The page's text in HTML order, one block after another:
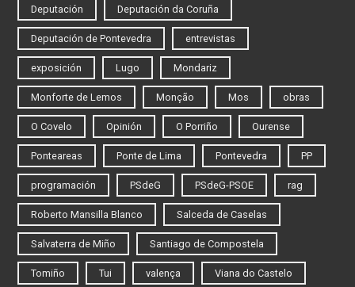
Deputación Deputación da Coruña
Deputación de Pontevedra entrevistas
exposición Lugo Mondariz
Monforte de Lemos Monção Mos obras
O Covelo Opinión O Porriño Ourense
Ponteareas Ponte de Lima Pontevedra PP
programación PSdeG PSdeG-PSOE rag
Roberto Mansilla Blanco Salceda de Caselas
Salvaterra de Miño Santiago de Compostela
Tomiño Tui valença Viana do Castelo